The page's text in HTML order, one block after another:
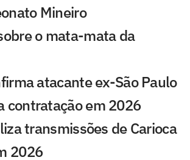
Mineiro
o mata-mata da
atacante ex-São Paulo
contratação em 2026
transmissões de Carioca
2026